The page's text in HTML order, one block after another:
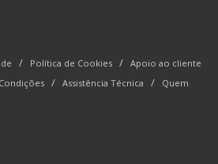
/ Política de Cookies / Apoio ao cliente
/ Assistência Técnica /
Quem